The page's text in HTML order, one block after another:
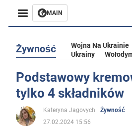
MAIN
Rozrywka
Życie
Żywność Wojna Na Ukrainie
Ukrainy
Podstawowy
tylko 4 składników
Kateryna Jagovych
Żywność
27.02.2024 15:56